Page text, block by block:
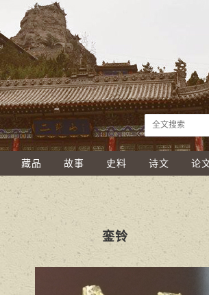
藏品 故事 史料 诗文 论
銮铃